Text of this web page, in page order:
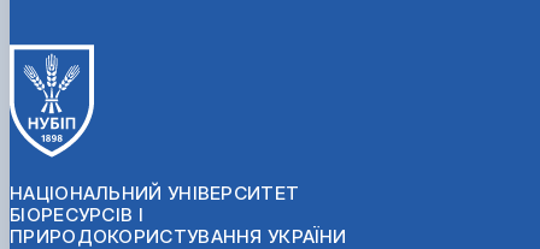
НАЦІОНАЛЬНИЙ УНІВЕРСИТЕТ
БІОРЕСУРСІВ І
ПРИРОДОКОРИСТУВАННЯ УКРАЇНИ